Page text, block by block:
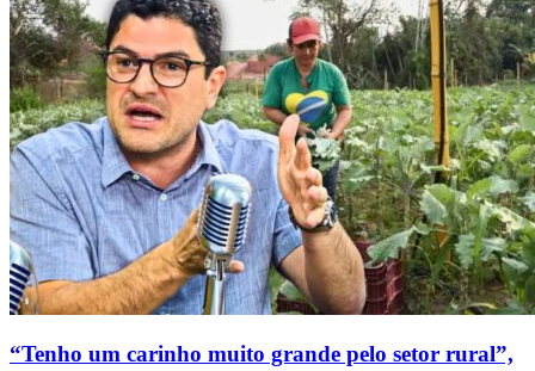
“Tenho um carinho muito grande pelo setor rural”,